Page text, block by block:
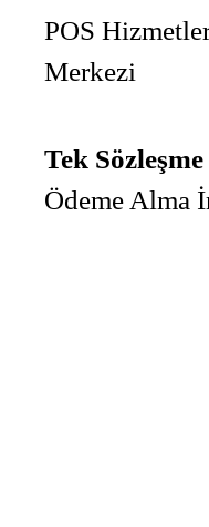
POS
Merkezi
Tek Sözleşme
Ödeme Alma